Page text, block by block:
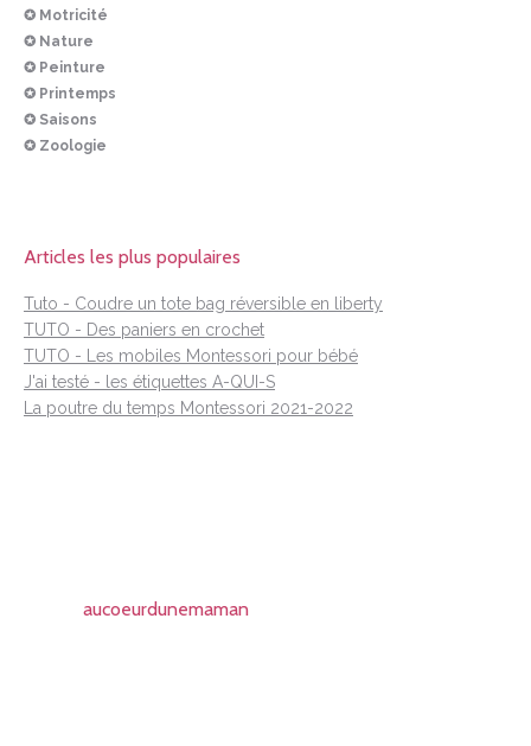
✪ Motricité
✪ Nature
✪ Peinture
✪ Printemps
✪ Saisons
✪ Zoologie
Articles les plus populaires
Tuto - Coudre un tote bag réversible en liberty
TUTO - Des paniers en crochet
TUTO - Les mobiles Montessori pour bébé
J'ai testé - les étiquettes A-QUI-S
La poutre du temps Montessori 2021-2022
aucoeurdunemaman